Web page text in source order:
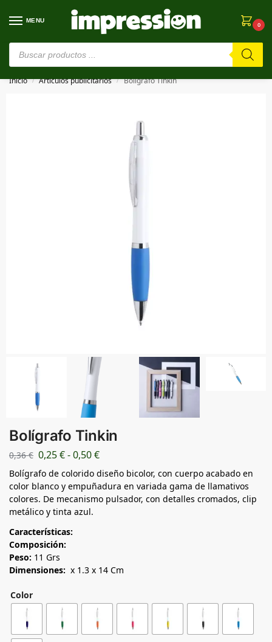
MENU
0
⚠️ Estamos en pruebas. Si algo falla, ¡Perdón!⚠️
Inicio / Artículos publicitarios / Bolígrafo Tinkin
Bolígrafo Tinkin
0,36€ 0,25€-0,50€
Bolígrafo de colorido diseño bicolor, con cuerpo acabado en
color blanco y empuñadura en variada gama de llamativos
colores. De mecanismo pulsador, con detalles cromados, clip
metálico y tinta azul.
Características:
Composición:
Peso: 11 Grs
Dimensiones: x 1.3 x 14 Cm
Color